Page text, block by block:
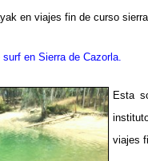
en viajes fin de curso
en Sierra de Cazorla.
Esta
viajes